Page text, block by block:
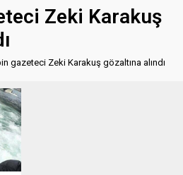
Zeki Karakuş
gazeteci Zeki Karakuş gözaltına alındı